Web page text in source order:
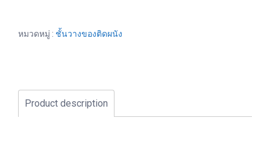
หมวดหมู่ : ชั้นวางของติดผนัง
Product description